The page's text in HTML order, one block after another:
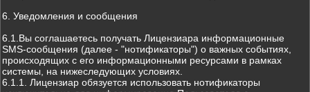
6. Уведомления и сообщения
6.1.Вы соглашаетесь получать Лицензиара информационные
SMS-сообщения (далее - "нотификаторы") о важных событиях,
происходящих с его информационными ресурсами в рамках
системы, на нижеследующих условиях.
6.1.1. Лицензиар обязуется использовать нотификаторы